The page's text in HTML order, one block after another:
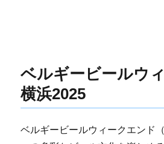
ベルギービールウ
横浜2025
ベルギービールウィークエンド